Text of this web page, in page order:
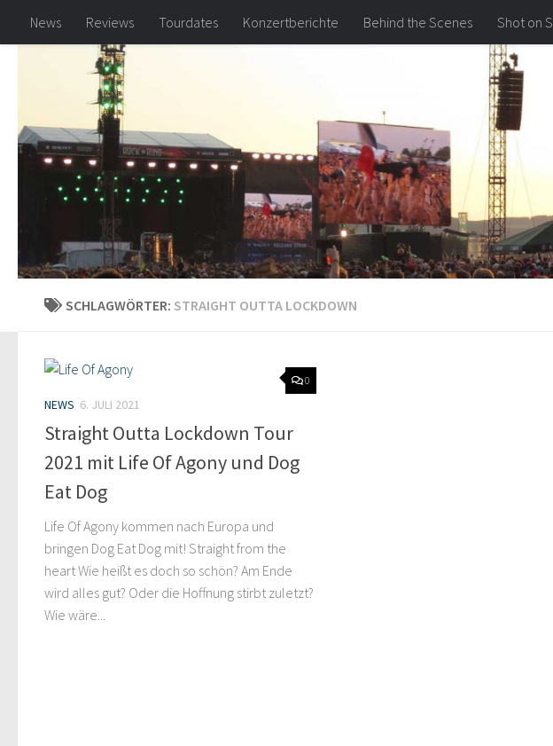
Zum Inhalt springen
News Reviews Tourdates Konzertberichte Behind the Scenes Shot on
SCHLAGWÖRTER: STRAIGHT OUTTA LOCKDOWN
0
NEWS 6. JULI 2021
Straight Outta Lockdown Tour
2021 mit Life Of Agony und Dog
Eat Dog
Life Of Agony kommen nach Europa und
bringen Dog Eat Dog mit! Straight from the
heart Wie heißt es doch so schön? Am Ende
wird alles gut? Oder die Hoffnung stirbt zuletzt?
Wie wäre...